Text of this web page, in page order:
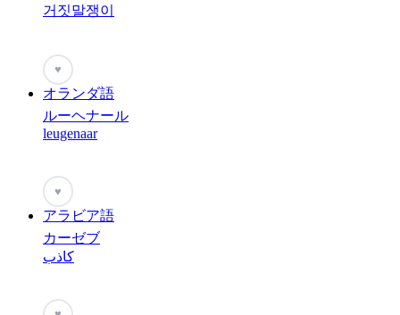
거짓말쟁이
♥
オランダ語
ルーヘナール
leugenaar
♥
アラビア語
カーゼブ
كاذب